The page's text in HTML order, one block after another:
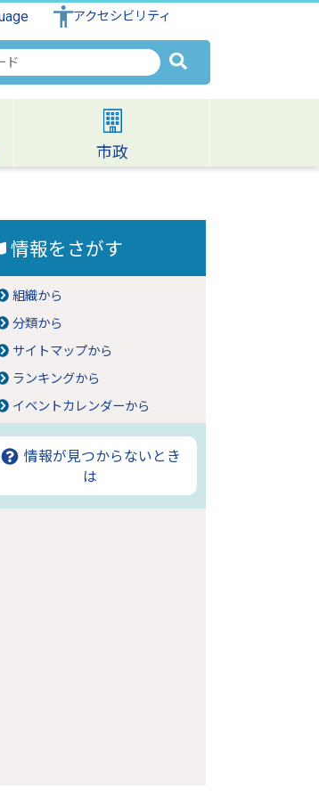
アクセシビリティ
市政
情報をさがす
組織から
分類から
サイトマップから
ランキングから
イベントカレンダーから
情報が見つからないとき
は